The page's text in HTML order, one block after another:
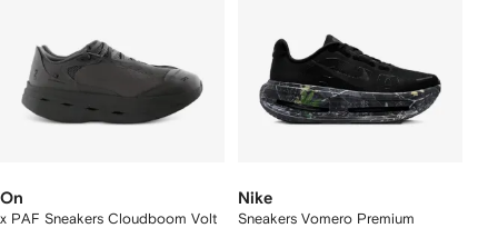
On
x PAF Sneakers Cloudboom Volt
Nike
Sneakers Vomero Premium